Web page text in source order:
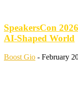
SpeakersCon
AI-Shaped World
Boost Gio - February